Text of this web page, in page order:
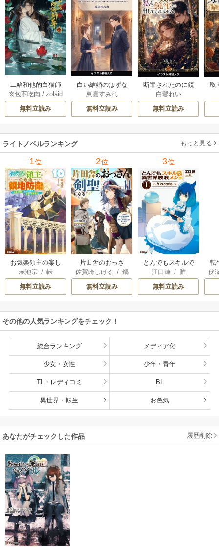
二哈和他的白猫師
尊 5-6巻
肉包不吃肉 /zolaid
/石原理夏
無料立読み
白い結婚のはずな
のに、旦那様の指
先が止まりません
（挿絵版） 1巻
東雲すみれ
無料立読み
断罪されたのに鏡
公さまが私を鏡牢
から出してくれま
せん（挿絵版） 1巻
白鷺れい
無料立読み
取
ま
ライトノベルランキング もっと見る
1位
お気楽領主の楽し
い領地防衛
赤池宗/ 転
無料立読み
2位
片田舎のおっさ
ん、剣聖になる
～ただの田舎の剣
術師範だったの
たちが俺を放って
くれない件～
佐賀崎しげる /鍋
島テツヒロ
無料立読み
3位
とんでもスキルで
異世界放浪メシ
江口連 / 雅
無料立読み
転
伏
その他の人気ランキングをチェック！
総合ランキング メディア化
少女・女性 少年・青年
TL・レディコミ BL
異世界・転生 お色気
あなたがチェックした作品 履歴削除